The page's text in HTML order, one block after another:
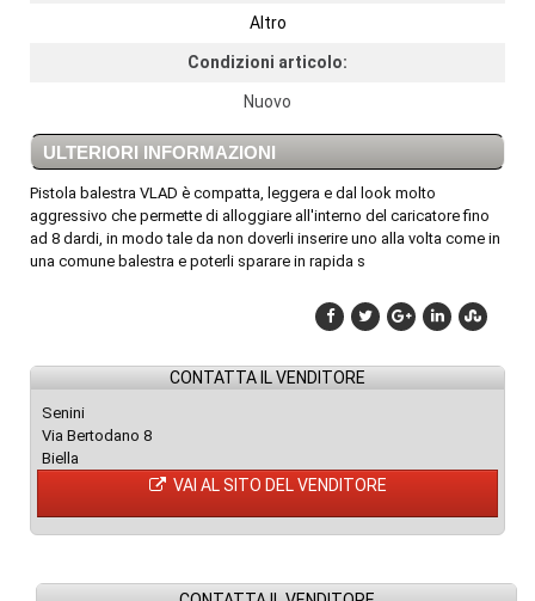
Altro
Condizioni articolo:
Nuovo
ULTERIORI INFORMAZIONI
Pistola balestra VLAD è compatta, leggera e dal look molto
aggressivo che permette di alloggiare all'interno del caricatore fino
ad 8 dardi, in modo tale da non doverli inserire uno alla volta come in
una comune balestra e poterli sparare in rapida s
CONTATTA IL VENDITORE
Senini
Via Bertodano 8
Biella
VAI AL SITO DEL VENDITORE